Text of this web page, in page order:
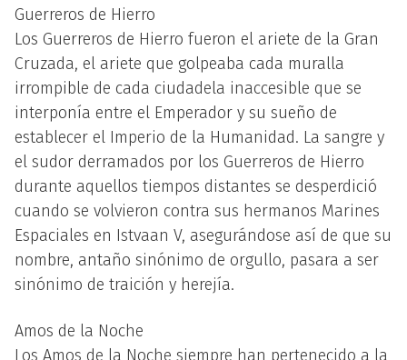
Guerreros de Hierro
Los Guerreros de Hierro fueron el ariete de la Gran
Cruzada, el ariete que golpeaba cada muralla
irrompible de cada ciudadela inaccesible que se
interponía entre el Emperador y su sueño de
establecer el Imperio de la Humanidad. La sangre y
el sudor derramados por los Guerreros de Hierro
durante aquellos tiempos distantes se desperdició
cuando se volvieron contra sus hermanos Marines
Espaciales en Istvaan V, asegurándose así de que su
nombre, antaño sinónimo de orgullo, pasara a ser
sinónimo de traición y herejía.
Amos de la Noche
Los Amos de la Noche siempre han pertenecido a la